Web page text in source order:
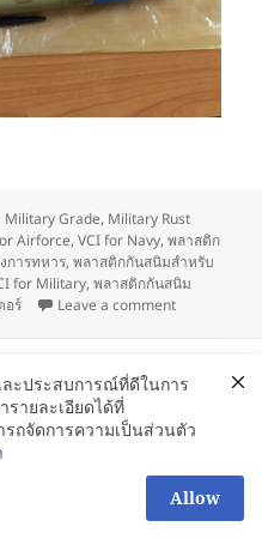
พลาสติกกันสนิม เพื่อการ
Tags
Military Grade, Military Rust
Airforce,VCI for Navy,พลาสติก
การทหาร,พลาสติกกันสนิมสำหรับ
for Military,พลาสติกกันสนิม
อร์ Leave a commenton VCI for
ะประสบการณ์ที่ดีในการ
ายละเอียดได้ที่
รถจัดการความเป็นส่วนตัว
Allow
OPEN